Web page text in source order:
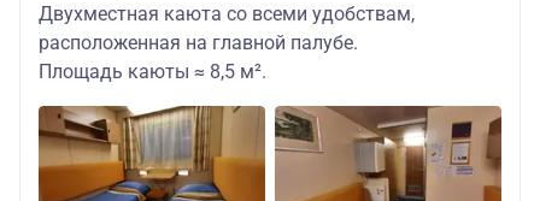
Двухместная каюта со всеми удобствам,
расположенная на главной палубе.
Площадь каюты ≈ 8,5 м².